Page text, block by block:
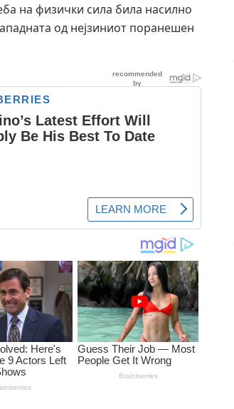
на физички сила била насилно
од нејзиниот поранешен